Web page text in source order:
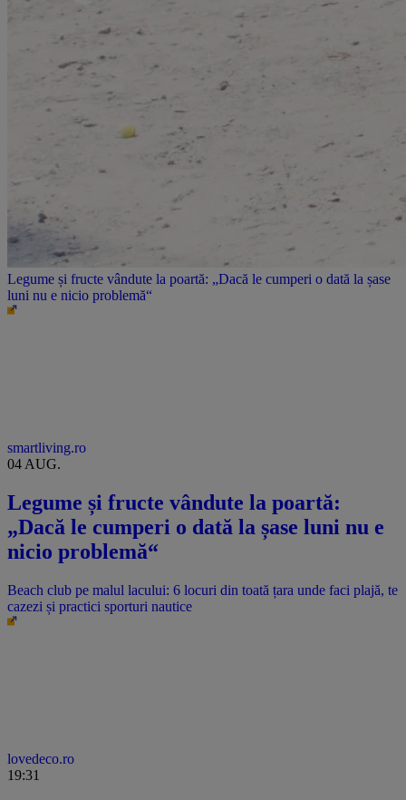
Legume și fructe vândute la poartă: „Dacă le cumperi o dată la șase
luni nu e nicio problemă“
smartliving.ro
04 AUG.
Legume și fructe vândute la poartă:
„Dacă le cumperi o dată la șase luni nu e
nicio problemă“
Beach club pe malul lacului: 6 locuri din toată țara unde faci plajă, te
cazezi și practici sporturi nautice
lovedeco.ro
19:31